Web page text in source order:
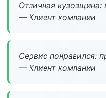
Отличная кузовщина:
— Клиент компании
Сервис понравился:
— Клиент компании